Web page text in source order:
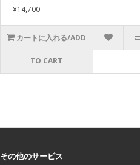
¥14,700
カートに入れる/ADD
TO CART
その他のサービス